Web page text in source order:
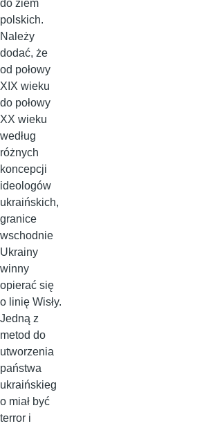
do ziem
polskich.
Należy
dodać, że
od połowy
XIX wieku
do połowy
XX wieku
według
różnych
koncepcji
ideologów
ukraińskich,
granice
wschodnie
Ukrainy
winny
opierać się
o linię Wisły.
Jedną z
metod do
utworzenia
państwa
ukraińskieg
o miał być
terror i